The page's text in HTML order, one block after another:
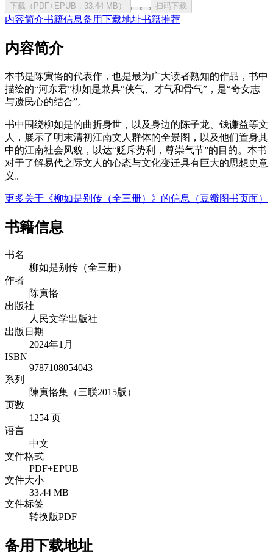
下载（PDF+EPUB，33.44 MB） 扫码下载
内容简介书籍信息备用下载地址书籍推荐
内容简介
本书是陈寅恪的代表作，也是最为广大读者熟知的作品，书中
描绘的“河东君”柳如是兼具“侠气、才气和骨气”，是“奇女志
与遗民心的结合”。
书中围绕柳如是的曲折身世，以及身边的陈子龙、钱谦益等文
人，展示了明末清初江南文人群体的全景图，以及他们置身其
中的江南社会风貌，以达“贬斥势利，尊崇气节”的目的。本书
对于了解易代之际文人的心态与文化变迁具有巨大的思想史意
义。
更多关于《柳如是别传（全三册）》的信息（豆瓣图书页面）
书籍信息
书名
柳如是别传（全三册）
作者
陈寅恪
出版社
人民文学出版社
出版日期
2024年1月
ISBN
9787108054043
系列
陳寅恪集（三联2015版）
页数
1254 页
语言
中文
文件格式
PDF+EPUB
文件大小
33.44 MB
文件标签
转换版PDF
备用下载地址